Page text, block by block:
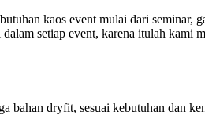
kaos event mulai dari seminar,
setiap event, karena itulah kami
bahan dryfit, sesuai kebutuhan dan